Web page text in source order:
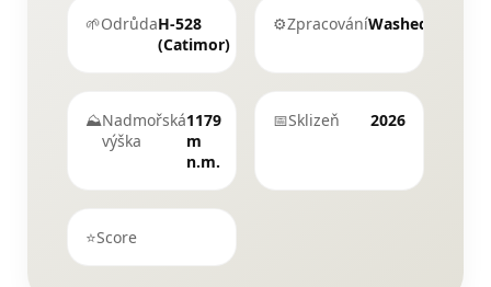
🌱OdrůdaH-528
(Catimor)
⚙️ZpracováníWashed
⛰Nadmořská
výška
1179
m
n.m.
📅Sklizeň 2026
⭐Score